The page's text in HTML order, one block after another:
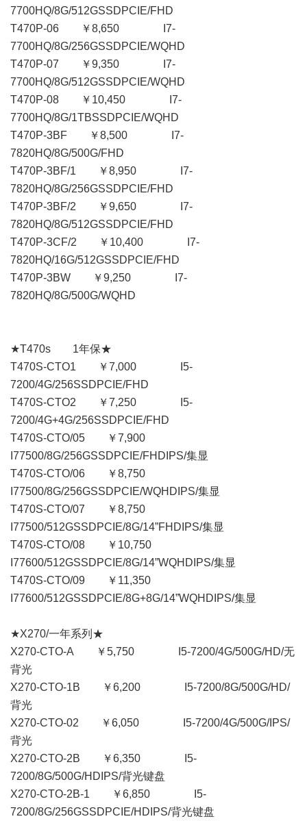
7700HQ/8G/512GSSDPCIE/FHD
T470P-06 ￥8,650 I7-
7700HQ/8G/256GSSDPCIE/WQHD
T470P-07 ￥9,350 I7-
7700HQ/8G/512GSSDPCIE/WQHD
T470P-08 ￥10,450 I7-
7700HQ/8G/1TBSSDPCIE/WQHD
T470P-3BF ￥8,500 I7-
7820HQ/8G/500G/FHD
T470P-3BF/1 ￥8,950 I7-
7820HQ/8G/256GSSDPCIE/FHD
T470P-3BF/2 ￥9,650 I7-
7820HQ/8G/512GSSDPCIE/FHD
T470P-3CF/2 ￥10,400 I7-
7820HQ/16G/512GSSDPCIE/FHD
T470P-3BW ￥9,250 I7-
7820HQ/8G/500G/WQHD
★T470s 1年保★
T470S-CTO1 ￥7,000 I5-
7200/4G/256SSDPCIE/FHD
T470S-CTO2 ￥7,250 I5-
7200/4G+4G/256SSDPCIE/FHD
T470S-CTO/05 ￥7,900
I77500/8G/256GSSDPCIE/FHDIPS/集显
T470S-CTO/06 ￥8,750
I77500/8G/256GSSDPCIE/WQHDIPS/集显
T470S-CTO/07 ￥8,750
I77500/512GSSDPCIE/8G/14”FHDIPS/集显
T470S-CTO/08 ￥10,750
I77600/512GSSDPCIE/8G/14”WQHDIPS/集显
T470S-CTO/09 ￥11,350
I77600/512GSSDPCIE/8G+8G/14”WQHDIPS/集显
★X270/一年系列★
X270-CTO-A ￥5,750 I5-7200/4G/500G/HD/无
背光
X270-CTO-1B ￥6,200 I5-7200/8G/500G/HD/
背光
X270-CTO-02 ￥6,050 I5-7200/4G/500G/IPS/
背光
X270-CTO-2B ￥6,350 I5-
7200/8G/500G/HDIPS/背光键盘
X270-CTO-2B-1 ￥6,850 I5-
7200/8G/256GSSDPCIE/HDIPS/背光键盘